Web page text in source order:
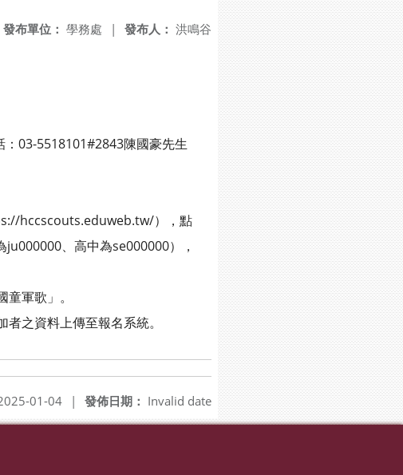
發布人： 洪鳴谷
發布單位： 學務處 |
03-5518101#2843陳國豪先生
hccscouts.eduweb.tw/），點
、高中為se000000），
軍歌」。
之資料上傳至報名系統。
發佈日期： Invalid date
01-04 |